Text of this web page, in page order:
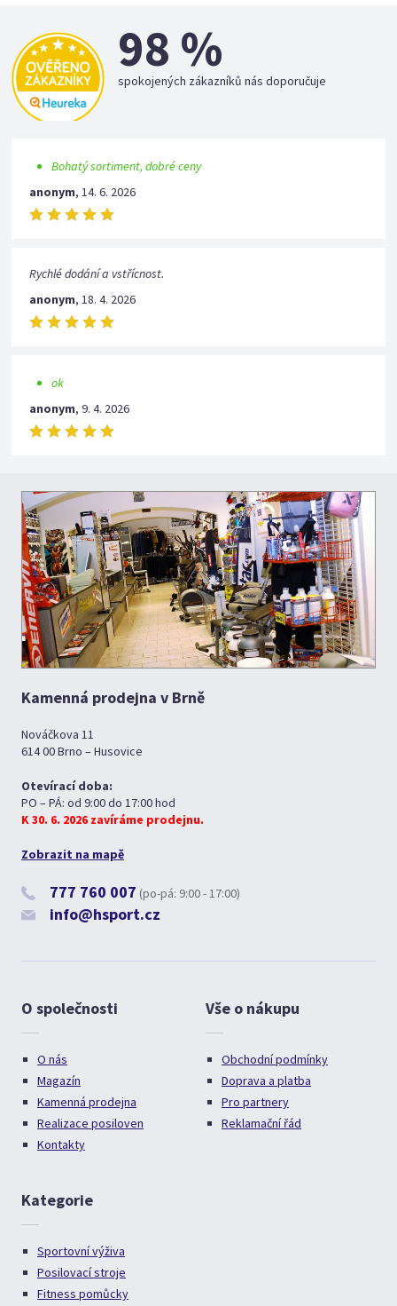
98 %
spokojených zákazníků nás doporučuje
Bohatý sortiment, dobré ceny
anonym,14. 6. 2026
Rychlé dodání a vstřícnost.
anonym,18. 4. 2026
ok
anonym,9. 4. 2026
Kamenná prodejna v Brně
Nováčkova 11
614 00 Brno – Husovice
Otevírací doba:
PO – PÁ: od 9:00 do 17:00 hod
K 30. 6. 2026 zavíráme prodejnu.
Zobrazit na mapě
777 760 007 (po-pá: 9:00 - 17:00)
info@hsport.cz
O společnosti
O nás
Magazín
Kamenná prodejna
Realizace posiloven
Kontakty
Vše o nákupu
Obchodní podmínky
Doprava a platba
Pro partnery
Reklamační řád
Kategorie
Sportovní výživa
Posilovací stroje
Fitness pomůcky